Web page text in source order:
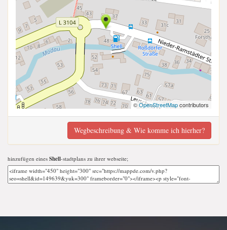
©OpenStreetMapcontributors
Wegbeschreibung & Wie komme ich hierher?
hinzufügen eines Shell-stadtplans zu ihrer webseite;